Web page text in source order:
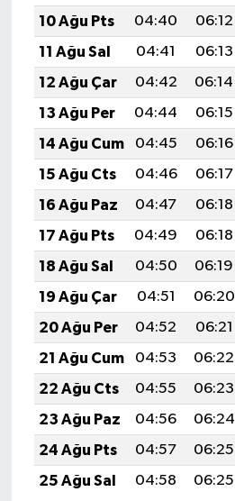
10 Ağu Pts
04:40 06:12
11 Ağu Sal
04:41 06:13
12 Ağu Çar
04:42 06:14
13 Ağu Per
04:44 06:15
14 Ağu Cum
04:45 06:16
15 Ağu Cts
04:46 06:17
16 Ağu Paz
04:47 06:18
17 Ağu Pts
04:49 06:18
18 Ağu Sal
04:50 06:19
19 Ağu Çar
04:51 06:20
20 Ağu Per
04:52 06:21
21 Ağu Cum
04:53 06:22
22 Ağu Cts
04:55 06:23
23 Ağu Paz
04:56 06:24
24 Ağu Pts
04:57 06:25
25 Ağu Sal
04:58 06:25